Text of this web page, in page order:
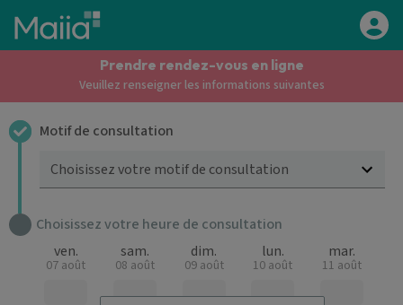
Aller au contenu principal
Prendre rendez-vous en ligne
Veuillez renseigner les informations suivantes
Motif de consultation
Choisissez votre motif de consultation
Choisissez votre heure de consultation
ven.
07 août
sam.
08 août
dim.
09 août
lun.
10 août
mar.
11 août